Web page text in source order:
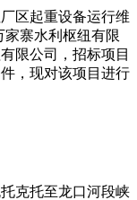
区起重设备运行维
家寨水利枢纽有限
限公司，招标项目
，现对该项目进行
克托至龙口河段峡